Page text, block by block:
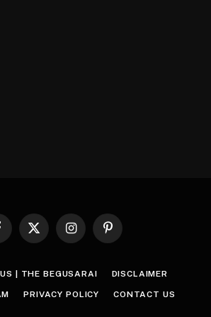
X
InstagramPinterest
| THE BEGUSARAI DISCLAIMER
PRIVACY POLICY CONTACT US